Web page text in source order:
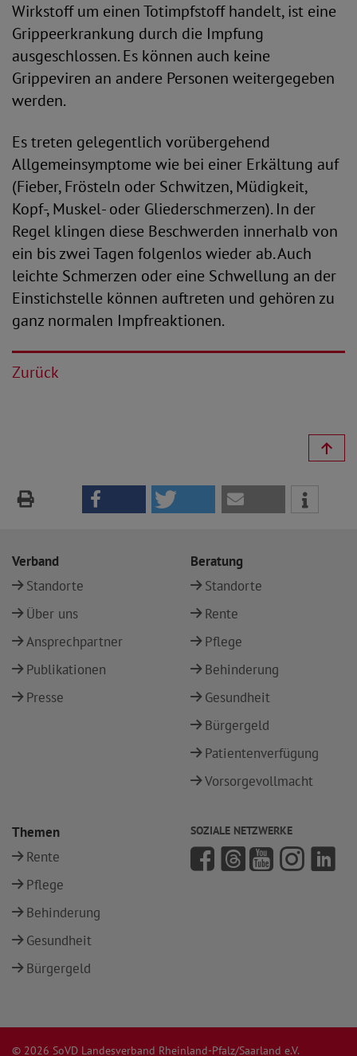
Wirkstoff um einen Totimpfstoff handelt, ist eine
Grippeerkrankung durch die Impfung
ausgeschlossen. Es können auch keine
Grippeviren an andere Personen weitergegeben
werden.
Es treten gelegentlich vorübergehend
Allgemeinsymptome wie bei einer Erkältung auf
(Fieber, Frösteln oder Schwitzen, Müdigkeit,
Kopf-, Muskel- oder Gliederschmerzen). In der
Regel klingen diese Beschwerden innerhalb von
ein bis zwei Tagen folgenlos wieder ab. Auch
leichte Schmerzen oder eine Schwellung an der
Einstichstelle können auftreten und gehören zu
ganz normalen Impfreaktionen.
Zurück
Verband
Standorte
Über uns
Ansprechpartner
Publikationen
Presse
Beratung
Standorte
Rente
Pflege
Behinderung
Gesundheit
Bürgergeld
Patientenverfügung
Vorsorgevollmacht
Themen
Rente
Pflege
Behinderung
Gesundheit
Bürgergeld
SOZIALE NETZWERKE
© 2026 SoVD Landesverband Rheinland-Pfalz/Saarland e.V.